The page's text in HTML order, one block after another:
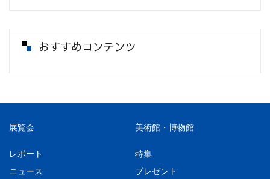
おすすめコンテンツ
展覧会 美術館・博物館
レポート
特集
ニュース
プレゼント